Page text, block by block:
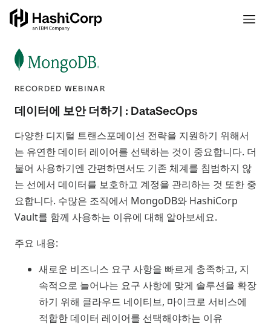
RECORDED WEBINAR
데이터에 보안 더하기 : DataSecOps
다양한 디지털 트랜스포메이션 전략을 지원하기 위해서
는 유연한 데이터 레이어를 선택하는 것이 중요합니다. 더
불어 사용하기엔 간편하면서도 기존 체계를 침범하지 않
는 선에서 데이터를 보호하고 계정을 관리하는 것 또한 중
요합니다. 수많은 조직에서 MongoDB와 HashiCorp
Vault를 함께 사용하는 이유에 대해 알아보세요.
주요 내용:
새로운 비즈니스 요구 사항을 빠르게 충족하고, 지
속적으로 늘어나는 요구 사항에 맞게 솔루션을 확장
하기 위해 클라우드 네이티브, 마이크로 서비스에
적합한 데이터 레이어를 선택해야하는 이유